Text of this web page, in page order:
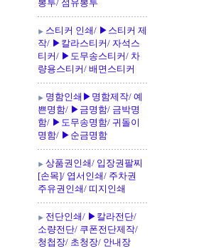
봉투/ 섬유봉투
스티커 인쇄/ ▶스티커 제
작/ ▶칼라스티커/ 자석스
티커/ ▶도무송스티커/ 차
량용스티커/ 배면스티커
명함인쇄▶명함제작/ 예
쁜명함/ ▶금명함/ 금박명
함/ ▶도무송명함/ 귀돌이
명함/ ▶순금명함
상품권인쇄/ 입장권팔찌
[손목]/ 엽서인쇄/ 주차권
주유권인쇄/ 띠지인쇄
전단인쇄/ ▶칼라전단/
소량전단/ 쿠폰전단제작/
청첩장/ 초청장/ 안내장